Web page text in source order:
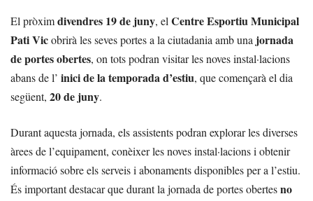
El pròximdivendres 19 de juny, el Centre Esportiu Municipal
Pati Vicobrirà les seves portes a la ciutadania amb una jornada
de portes obertes, on tots podran visitar les noves instal·lacions
abans de l’ inici de la temporada d’estiu, que començarà el dia
següent, 20 de juny.
Durant aquesta jornada, els assistents podran explorar les diverses
àrees de l’equipament, conèixer les noves instal·lacions i obtenir
informació sobre els serveis i abonaments disponibles per a l’estiu.
És important destacar que durant la jornada de portes obertesno